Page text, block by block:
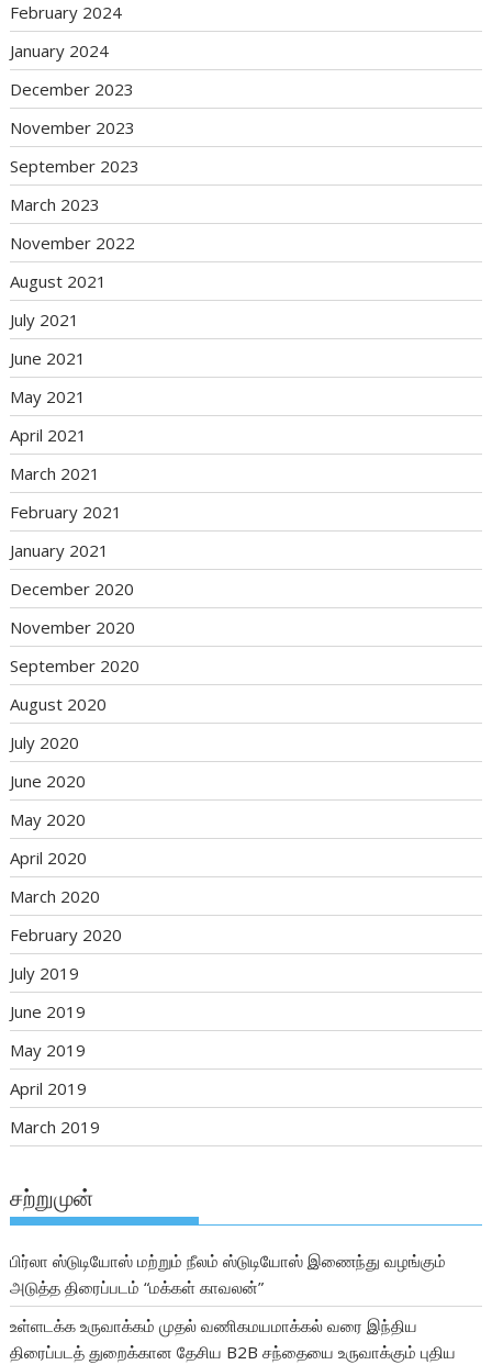
February 2024
January 2024
December 2023
November 2023
September 2023
March 2023
November 2022
August 2021
July 2021
June 2021
May 2021
April 2021
March 2021
February 2021
January 2021
December 2020
November 2020
September 2020
August 2020
July 2020
June 2020
May 2020
April 2020
March 2020
February 2020
July 2019
June 2019
May 2019
April 2019
March 2019
சற்றுமுன்
பிர்லா ஸ்டுடியோஸ் மற்றும் நீலம் ஸ்டுடியோஸ் இணைந்து வழங்கும்
அடுத்த திரைப்படம் “மக்கள் காவலன்”
உள்ளடக்க உருவாக்கம் முதல் வணிகமயமாக்கல் வரை இந்திய
திரைப்படத் துறைக்கான தேசிய B2B சந்தையை உருவாக்கும் புதிய